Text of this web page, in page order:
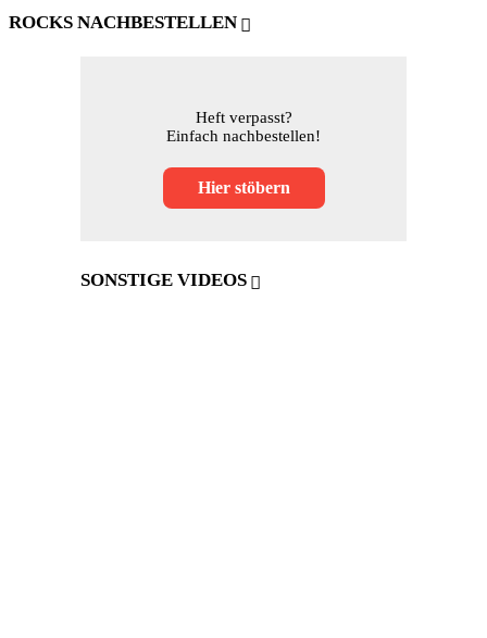
ROCKS NACHBESTELLEN
Heft verpasst?
Einfach nachbestellen!
Hier stöbern
SONSTIGE VIDEOS